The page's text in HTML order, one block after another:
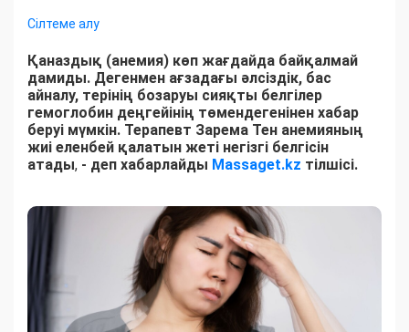
Сілтеме алу
Қаназдық (анемия) көп жағдайда байқалмай
дамиды. Дегенмен ағзадағы әлсіздік, бас
айналу, терінің бозаруы сияқты белгілер
гемоглобин деңгейінің төмендегенінен хабар
беруі мүмкін. Терапевт Зарема Тен анемияның
жиі еленбей қалатын жеті негізгі белгісін
атады, - деп хабарлайды Massaget.kz тілшісі.